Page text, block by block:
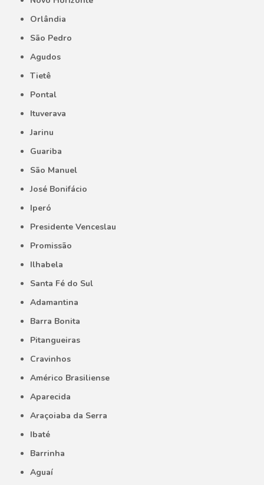
Orlândia
São Pedro
Agudos
Tietê
Pontal
Ituverava
Jarinu
Guariba
São Manuel
José Bonifácio
Iperó
Presidente Venceslau
Promissão
Ilhabela
Santa Fé do Sul
Adamantina
Barra Bonita
Pitangueiras
Cravinhos
Américo Brasiliense
Aparecida
Araçoiaba da Serra
Ibaté
Barrinha
Aguaí